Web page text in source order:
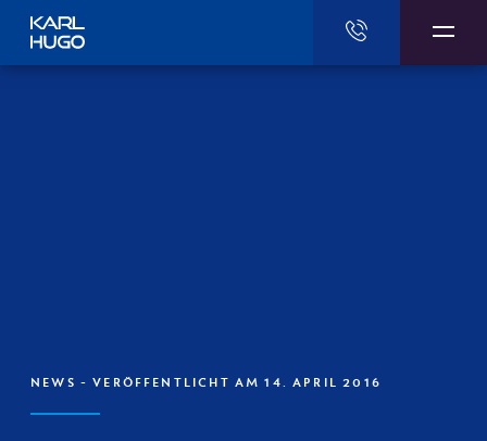
NEWS - VERÖFFENTLICHT AM 14. APRIL 2016
Karl Hugo